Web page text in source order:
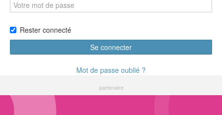
Rester connecté
Se connecter
Mot de passe oublié ?